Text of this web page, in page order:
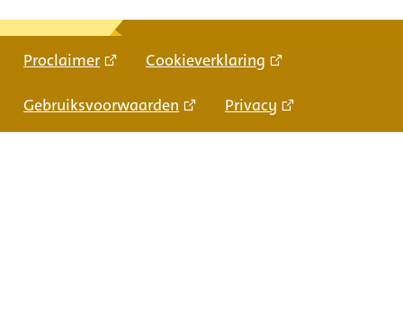
Proclaimer Cookieverklaring
Gebruiksvoorwaarden Privacy